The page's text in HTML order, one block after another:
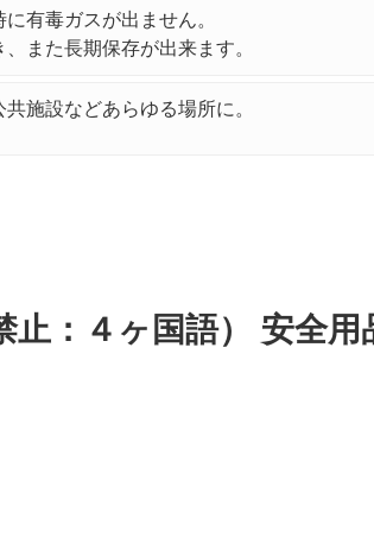
有毒ガスが出ません。
また長期保存が出来ます。
施設などあらゆる場所に。
：４ヶ国語） 安全用